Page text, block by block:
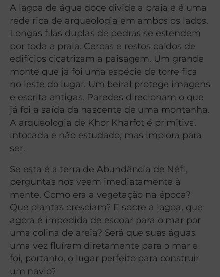
A lagoa de água doce divide a praia e é uma
rede rica de arqueologia em ambos os lados.
Longas filas duplas de pedras se estendem
por toda a praia. Cercas e restos caídos de
edifícios cicatrizam a paisagem. Um grande
monte que já foi uma espécie de torre fica
no leste do lugar. Um beiral protege imagens
e escrita antigas. Paredes direcionam o que
já foi a saída da nascente de uma montanha.
A arqueologia de Khor Kharfot é primitiva,
intocada e não estudado, mas implora para
ser.
Se esta é a terra de Abundância de Néfi,
perguntas nos veem imediatamente à
mente. Como era a vegetação na época?
Que plantas cresciam? E sobre a lagoa, que
agora é impedida de escoar para o mar por
uma colina de areia? Será que suas águas
uma vez fluíram diretamente para o mar e
foi, portanto, o lugar perfeito para construir
um navio?